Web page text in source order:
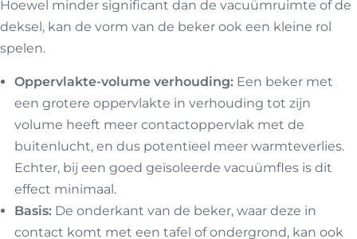
Hoewel minder significant dan de vacuümruimte of de
deksel, kan de vorm van de beker ook een kleine rol
spelen.
Oppervlakte-volume verhouding: Een beker met
een grotere oppervlakte in verhouding tot zijn
volume heeft meer contactoppervlak met de
buitenlucht, en dus potentieel meer warmteverlies.
Echter, bij een goed geïsoleerde vacuümfles is dit
effect minimaal.
Basis: De onderkant van de beker, waar deze in
contact komt met een tafel of ondergrond, kan ook